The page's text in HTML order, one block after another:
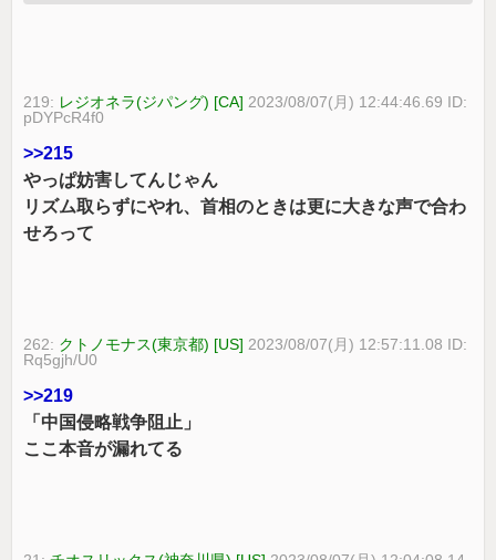
219: レジオネラ(ジパング) [CA] 2023/08/07(月) 12:44:46.69 ID:
pDYPcR4f0
>>215
やっぱ妨害してんじゃん
リズム取らずにやれ、首相のときは更に大きな声で合わ
せろって
262: クトノモナス(東京都) [US] 2023/08/07(月) 12:57:11.08 ID:
Rq5gjh/U0
>>219
「中国侵略戦争阻止」
ここ本音が漏れてる